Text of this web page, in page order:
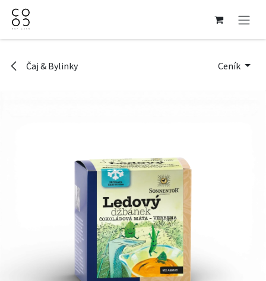
Přejít na obsah
Čaj & Bylinky Ceník